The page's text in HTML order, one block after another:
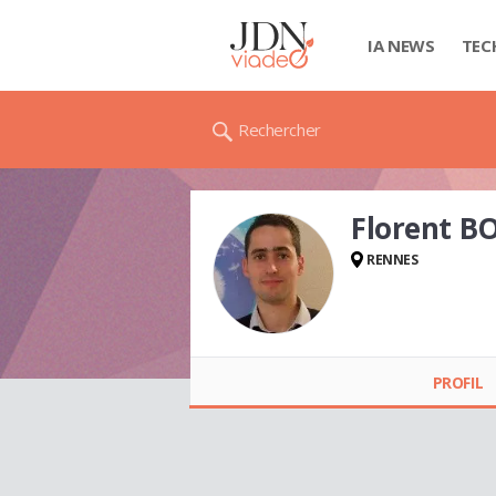
IA NEWS
Rechercher
Florent
RENNES
PROFIL